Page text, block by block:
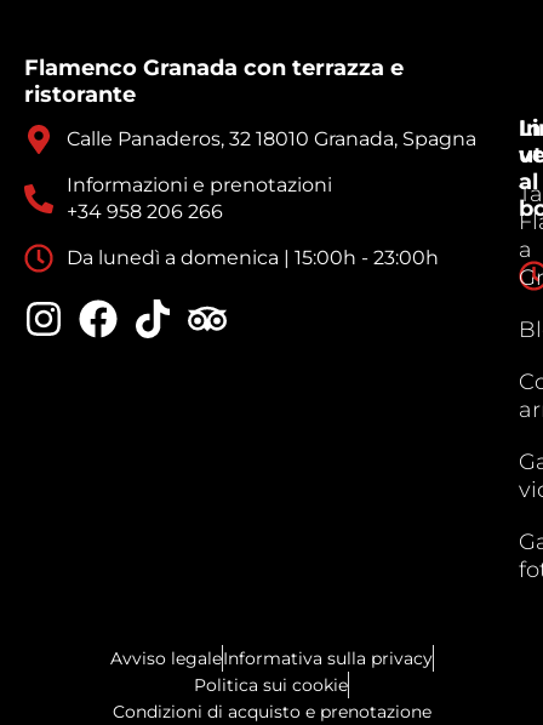
Flamenco Granada con terrazza e
ristorante
Calle Panaderos, 32 18010 Granada, Spagna
Informazioni e prenotazioni
+34 958 206 266
Da lunedì a domenica | 15:00h - 23:00h
In
al
a
Avviso legaleInformativa sulla privacy
Politica sui cookie
Condizioni di acquisto e prenotazione